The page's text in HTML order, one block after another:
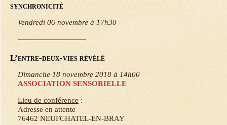
synchronicité
Vendredi 06 novembre à 17h30
—————————
L’entre-deux-vies révélé
Dimanche 18 novembre 2018 à 14h00
ASSOCIATION SENSORIELLE
Lieu de conférence :
Adresse en attente
76462 NEUFCHATEL-EN-BRAY